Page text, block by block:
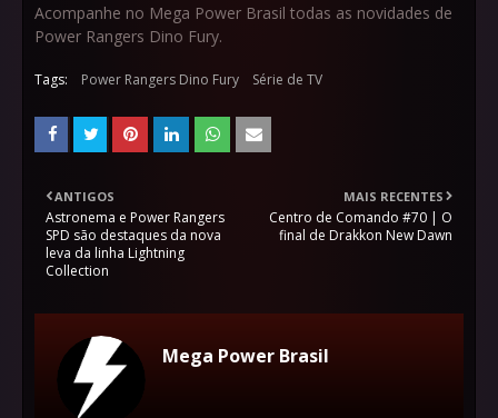
Acompanhe no Mega Power Brasil todas as novidades de
Power Rangers Dino Fury.
Tags: Power Rangers Dino Fury Série de TV
MAIS RECENTES
Centro de Comando #70 | O
final de Drakkon New Dawn
ANTIGOS
Astronema e Power Rangers
SPD são destaques da nova
leva da linha Lightning
Collection
Mega Power Brasil